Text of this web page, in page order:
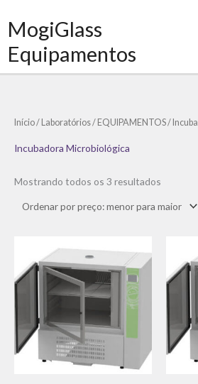
para
conteúdo
MogiGlass
Equipamentos
Início/ Laboratórios/ EQUIPAMENTOS/
Incubadora Microbiológica
Mostrando todos os 3 resultados
por